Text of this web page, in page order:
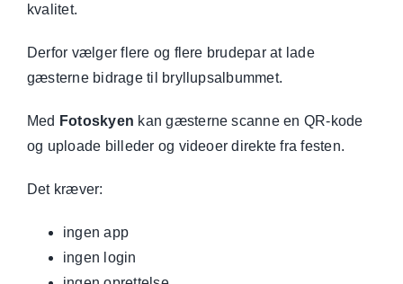
kvalitet.
Derfor vælger flere og flere brudepar at lade
gæsterne bidrage til bryllupsalbummet.
Med Fotoskyen kan gæsterne scanne en QR-kode
og uploade billeder og videoer direkte fra festen.
Det kræver:
ingen app
ingen login